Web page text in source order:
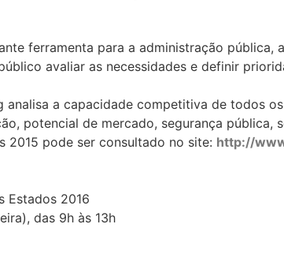
ferramenta para a administração
avaliar as necessidades e definir
analisa a capacidade competitiva de todos
potencial de mercado, segurança
2015 pode ser consultado no site: http://
Estados 2016
das 9h às 13h